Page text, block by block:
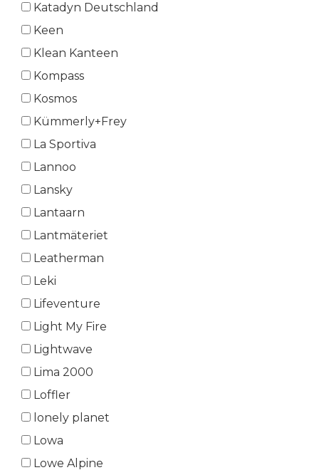
Katadyn Deutschland
Keen
Klean Kanteen
Kompass
Kosmos
Kümmerly+Frey
La Sportiva
Lannoo
Lansky
Lantaarn
Lantmäteriet
Leatherman
Leki
Lifeventure
Light My Fire
Lightwave
Lima 2000
Loffler
lonely planet
Lowa
Lowe Alpine